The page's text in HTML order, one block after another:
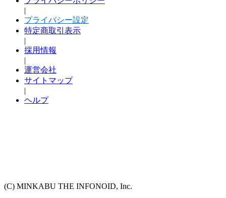
|
プライバシー設定
特定商取引表示
|
採用情報
|
運営会社
サイトマップ
|
ヘルプ
(C) MINKABU THE INFONOID, Inc.